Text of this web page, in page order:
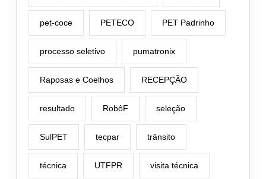
pet-coce PETECO PET Padrinho
processo seletivo pumatronix
Raposas e Coelhos RECEPÇÃO
resultado RobôF seleção
SulPET tecpar trânsito
técnica UTFPR visita técnica